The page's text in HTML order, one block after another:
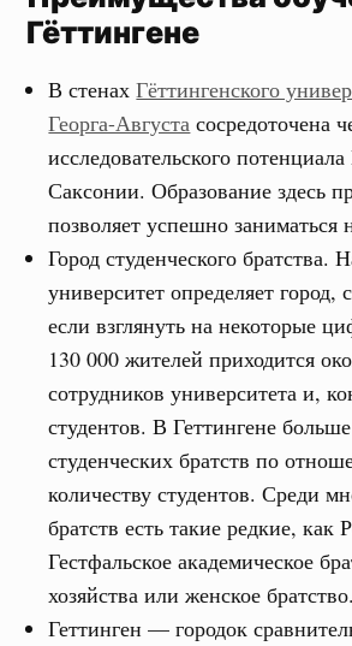
Гёттингене
В стенахГёттингенского
Георга-Августа сосредоточена
исследовательского
Саксонии. Образование здесь
позволяет успешно заниматься
Город студенческого братства.
университет определяет город,
если взглянуть на некоторые
130 000 жителей приходится
сотрудников университета и,
студентов. В Геттингене
студенческих братств по
количеству студентов. Среди
братств есть такие редкие, как
Гестфальское академическое
хозяйства или женское братство.
Геттинген — городок